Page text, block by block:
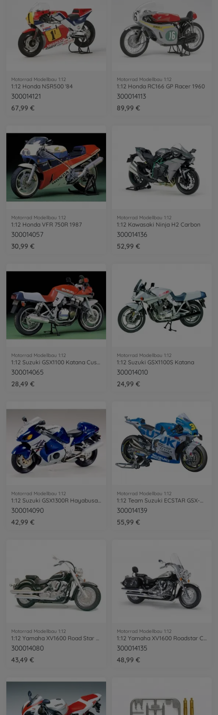
Motorrad Modellbau 1:12
1:12 Honda NSR500 '84
300014121
67,99 €
Motorrad Modellbau 1:12
1:12 Honda RC166 GP Racer 1960
300014113
89,99 €
Motorrad Modellbau 1:12
1:12 Honda VFR 750R 1987
300014057
30,99 €
Motorrad Modellbau 1:12
1:12 Kawasaki Ninja H2 Carbon
300014136
52,99 €
Motorrad Modellbau 1:12
1:12 Suzuki GSX1100 Katana Cust.Tuned
300014065
28,49 €
Motorrad Modellbau 1:12
1:12 Suzuki GSX1100S Katana
300014010
24,99 €
Motorrad Modellbau 1:12
300014090
42,99 €
Motorrad Modellbau 1:12
300014139
55,99 €
Motorrad Modellbau 1:12
1:12 Yamaha XV1600 Road Star 1999
300014080
43,49 €
Motorrad Modellbau 1:12
1:12 Yamaha XV1600 Roadstar Custom
300014135
48,99 €